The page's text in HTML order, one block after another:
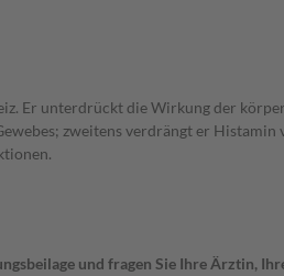
Er unterdrückt die Wirkung der
zweitens verdrängt er
und fragen Sie Ihre Ärztin,